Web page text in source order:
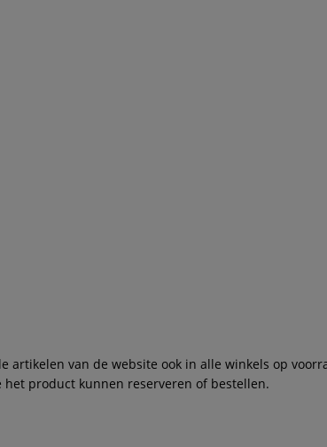
artikelen van de website ook in alle winkels op
product kunnen reserveren of bestellen.